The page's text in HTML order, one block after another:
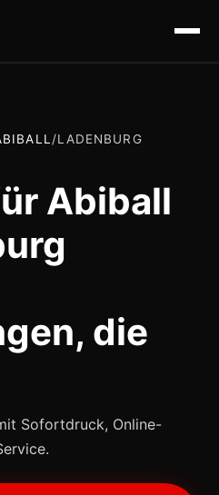
/LADENBURG
Abiball
die
Sofortdruck, Online-